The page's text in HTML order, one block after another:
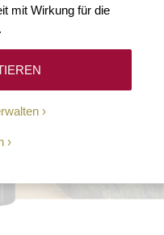
mit Wirkung für die